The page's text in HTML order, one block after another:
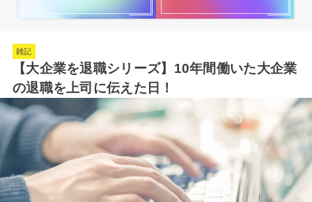
雑記
【大企業を退職シリーズ】10年間働いた大企業
の退職を上司に伝えた日！